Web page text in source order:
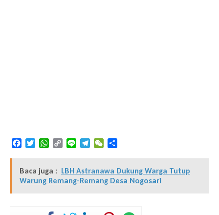
FacebookTwitterWhatsApp
Copy
Line TelegramWeChat
Baca juga : LBH Astranawa Dukung Warga Tutup
Warung Remang-Remang Desa Nogosari